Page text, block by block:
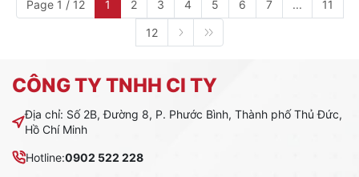
Page 1 / 12 1 2 3 4 5 6 7 ... 11
12
CÔNG TY TNHH CI TY
Địa chỉ: Số 2B, Đường 8, P. Phước Bình, Thành phố Thủ Đức,
Hồ Chí Minh
Hotline:0902 522 228